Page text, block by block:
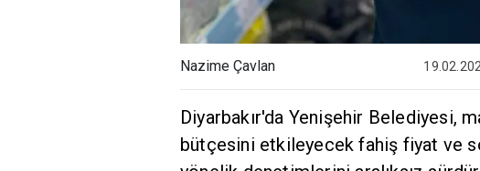
Nazime Çavlan
Diyarbakır'da Yenişehir Belediyesi,
bütçesini etkileyecek fahiş fiyat ve